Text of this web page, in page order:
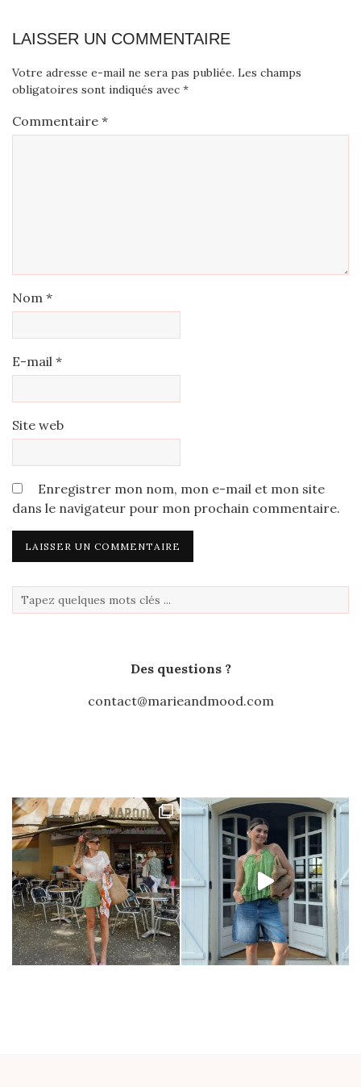
LAISSER UN COMMENTAIRE
Votre adresse e-mail ne sera pas publiée. Les champs
obligatoires sont indiqués avec *
Commentaire *
Nom *
E-mail *
Site web
Enregistrer mon nom, mon e-mail et mon site
dans le navigateur pour mon prochain commentaire.
Des questions ?
contact@marieandmood.com